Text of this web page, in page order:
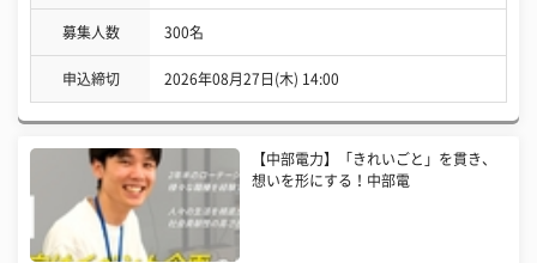
募集人数 300名
申込締切 2026年08月27日(木) 14:00
【中部電力】「きれいごと」を貫き、
想いを形にする！中部電